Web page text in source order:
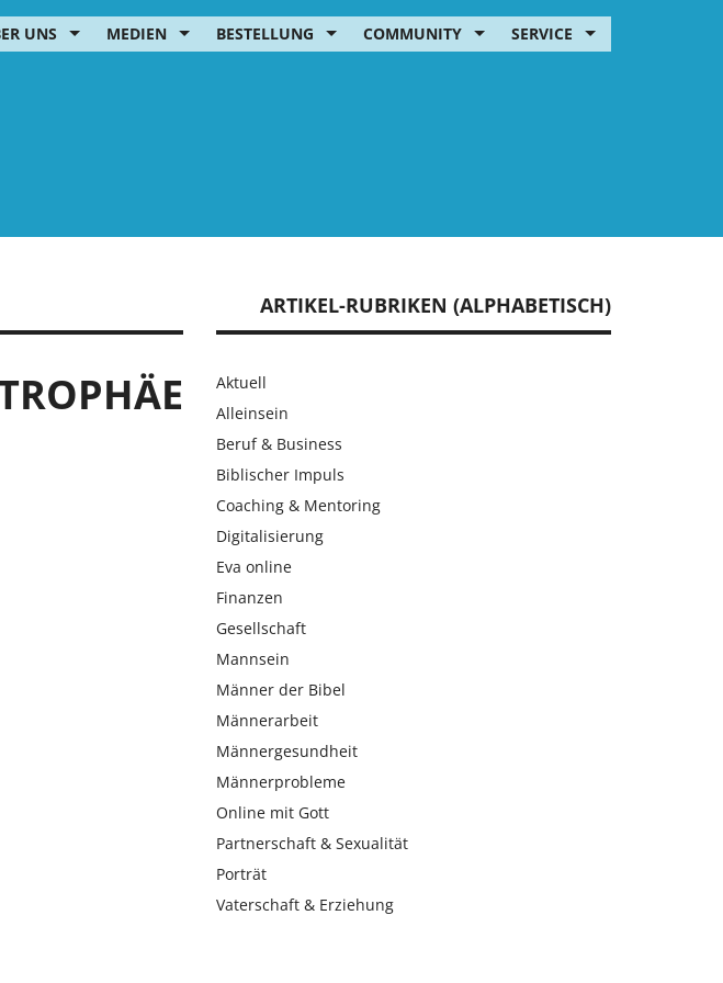
UNS MEDIEN BESTELLUNG COMMUNITY SERVICE
ARTIKEL-RUBRIKEN (ALPHABETISCH)
Aktuell
Alleinsein
Beruf & Business
Biblischer Impuls
Coaching & Mentoring
Digitalisierung
Eva online
Finanzen
Gesellschaft
Mannsein
Männer der Bibel
Männerarbeit
Männergesundheit
Männerprobleme
Online mit Gott
Partnerschaft & Sexualität
Porträt
Vaterschaft & Erziehung